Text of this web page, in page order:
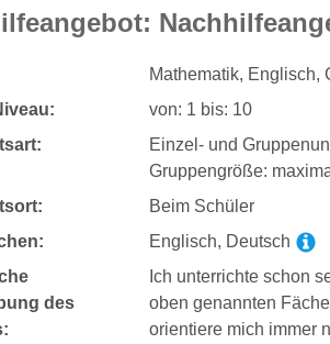
Mathematik, Englisch,
von: 1 bis: 10
Einzel- und
Gruppengröße:
Beim Schüler
Englisch, Deutsch
des
Ich unterrichte schon
oben genannten
orientiere mich immer